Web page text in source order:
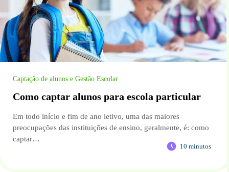
Captação de alunos e Gestão Escolar
Como captar alunos para escola particular
Em todo início e fim de ano letivo, uma das maiores
preocupações das instituições de ensino, geralmente, é: como
captar…
10 minutos